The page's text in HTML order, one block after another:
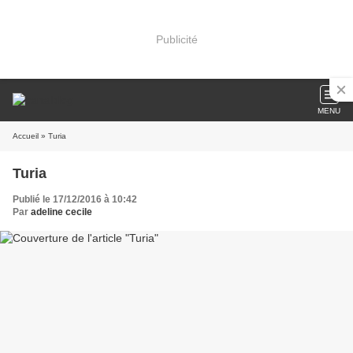
Publicité
MENU
Accueil » Turia
Turia
Publié le 17/12/2016 à 10:42
Par adeline cecile